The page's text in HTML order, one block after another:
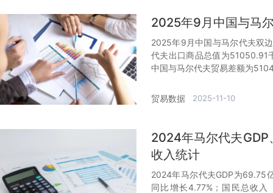
2025年9月中国与马
2025年9月中国与马尔代夫双
代夫出口商品总值为51050.91
中国与马尔代夫贸易差额为
贸易数据 2025-11-10
2024年马尔代夫GDP
收入统计
2024年马尔代夫GDP为69.75
同比增长4.77%；国民总收